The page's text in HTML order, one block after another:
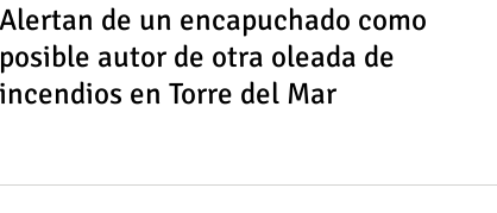
Alertan de un encapuchado como
posible autor de otra oleada de
incendios en Torre del Mar